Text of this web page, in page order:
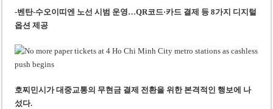
호찌민 Đá Đỏ 수로 정비 사업, 2026년 말 완공 목표
미 국방부, 육군 참모총장 임명 난항
조세심판원, 배우 유연석 30억 세금 불복 청구 기각
-벤탄-수오이띠엔 노선 시범 운영…QR코드·카드 결제 등 8가지 디지털
옵션 제공
호찌민시가 대중교통의 무현금 결제 전환을 위한 본격적인 행보에 나
섰다.